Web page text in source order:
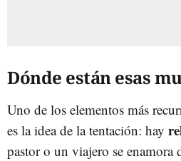
Dónde están esas
Uno de los elementos más
es la idea de la tentación: hay
pastor o un viajero se enamora